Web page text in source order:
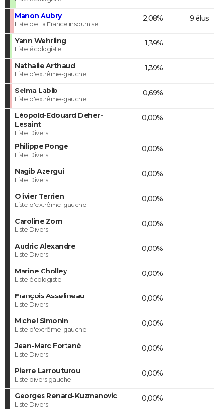
Manon Aubry
Liste de La France insoumise
2,08% 9 élus
Yann Wehrling
Liste écologiste
1,39%
Nathalie Arthaud
Liste d'extrême-gauche
1,39%
Selma Labib
Liste d'extrême-gauche
0,69%
Léopold-Edouard Deher-
Lesaint
Liste Divers
0,00%
Philippe Ponge
Liste Divers
0,00%
Nagib Azergui
Liste Divers
0,00%
Olivier Terrien
Liste d'extrême-gauche
0,00%
Caroline Zorn
Liste Divers
0,00%
Audric Alexandre
Liste Divers
0,00%
Marine Cholley
Liste écologiste
0,00%
François Asselineau
Liste Divers
0,00%
Michel Simonin
Liste d'extrême-gauche
0,00%
Jean-Marc Fortané
Liste Divers
0,00%
Pierre Larrouturou
Liste divers gauche
0,00%
Georges Renard-Kuzmanovic
Liste Divers
0,00%